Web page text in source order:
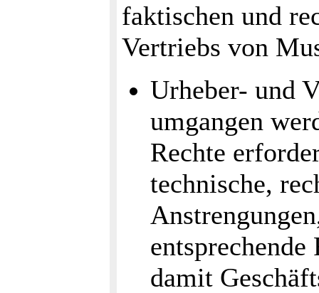
faktischen und
Vertriebs von
Urheber- und
umgangen
Rechte
technische,
damit